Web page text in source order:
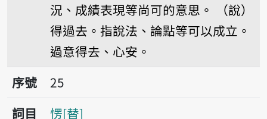
況、成績表現等尚可的意思。
（說）
得過去。指說法、論點等可以成立。
過意得去、心安。
序號25愣
序號
25
詞目
愣 替